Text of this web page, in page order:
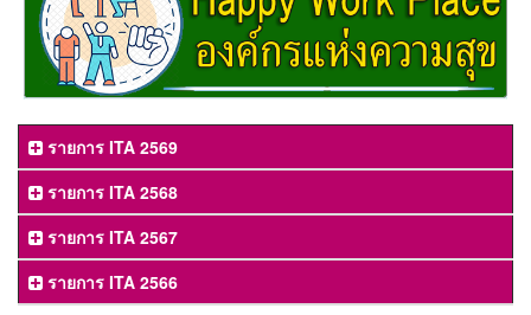
รายการ ITA 2569
รายการ ITA 2568
รายการ ITA 2567
รายการ ITA 2566